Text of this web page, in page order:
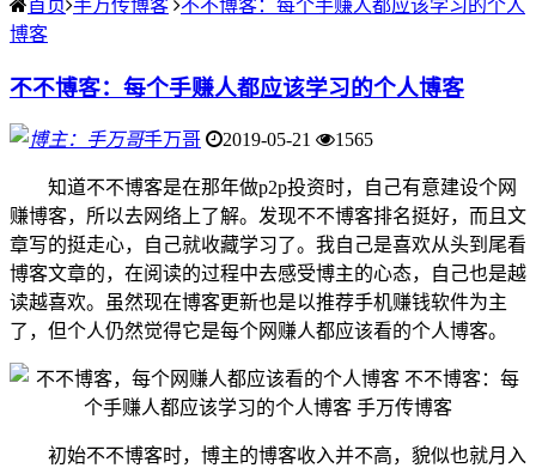
首页 手万传博客
不不博客：每个手赚人都应该学习的个人
博客
不不博客：每个手赚人都应该学习的个人博客
手万哥 2019-05-21 1565
知道不不博客是在那年做p2p投资时，自己有意建设个网
赚博客，所以去网络上了解。发现不不博客排名挺好，而且文
章写的挺走心，自己就收藏学习了。我自己是喜欢从头到尾看
博客文章的，在阅读的过程中去感受博主的心态，自己也是越
读越喜欢。虽然现在博客更新也是以推荐手机赚钱软件为主
了，但个人仍然觉得它是每个网赚人都应该看的个人博客。
初始不不博客时，博主的博客收入并不高，貌似也就月入